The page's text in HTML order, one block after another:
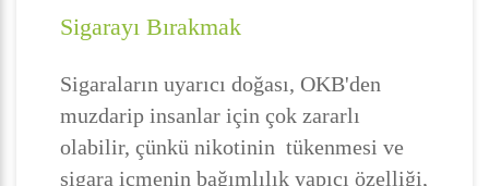
Sigarayı Bırakmak
Sigaraların uyarıcı doğası, OKB'den
muzdarip insanlar için çok zararlı
olabilir, çünkü nikotinin tükenmesi ve
sigara içmenin bağımlılık yapıcı özelliği,